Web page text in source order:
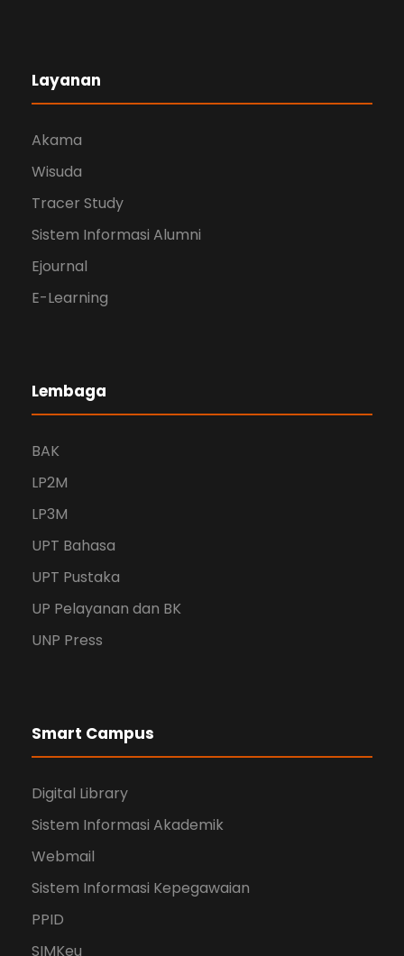
Layanan
Akama
Wisuda
Tracer Study
Sistem Informasi Alumni
Ejournal
E-Learning
Lembaga
BAK
LP2M
LP3M
UPT Bahasa
UPT Pustaka
UP Pelayanan dan BK
UNP Press
Smart Campus
Digital Library
Sistem Informasi Akademik
Webmail
Sistem Informasi Kepegawaian
PPID
SIMKeu